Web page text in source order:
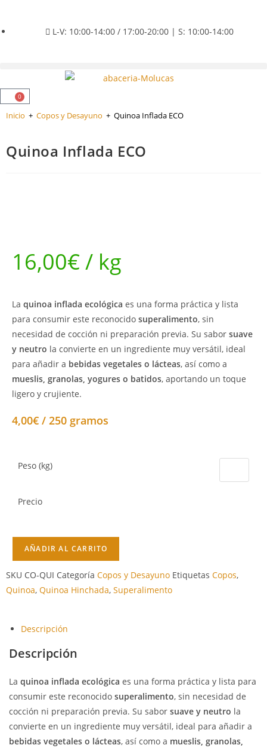
L-V: 10:00-14:00 / 17:00-20:00 | S: 10:00-14:00
0
Inicio + Copos y Desayuno + Quinoa Inflada ECO
Quinoa Inflada ECO
16,00€/ kg
La quinoa inflada ecológica es una forma práctica y lista
para consumir este reconocido superalimento, sin
necesidad de cocción ni preparación previa. Su sabor suave
y neutro la convierte en un ingrediente muy versátil, ideal
para añadir a bebidas vegetales o lácteas, así como a
mueslis, granolas, yogures o batidos, aportando un toque
ligero y crujiente.
4,00€ / 250 gramos
Peso (kg)
Precio
AÑADIR AL CARRITO
SKU CO-QUI Categoría Copos y Desayuno Etiquetas Copos,
Quinoa, Quinoa Hinchada, Superalimento
Descripción
Descripción
La quinoa inflada ecológica es una forma práctica y lista para
consumir este reconocido superalimento, sin necesidad de
cocción ni preparación previa. Su sabor suave y neutro la
convierte en un ingrediente muy versátil, ideal para añadir a
bebidas vegetales o lácteas, así como a mueslis, granolas,